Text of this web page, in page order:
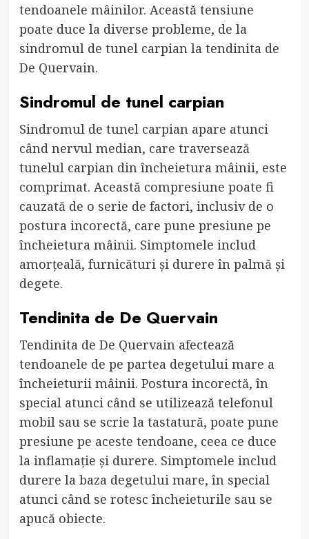
tendoanele mâinilor. Această tensiune
poate duce la diverse probleme, de la
sindromul de tunel carpian la tendinita de
De Quervain.
Sindromul de tunel carpian
Sindromul de tunel carpian apare atunci
când nervul median, care traversează
tunelul carpian din încheietura mâinii, este
comprimat. Această compresiune poate fi
cauzată de o serie de factori, inclusiv de o
postura incorectă, care pune presiune pe
încheietura mâinii. Simptomele includ
amorțeală, furnicături și durere în palmă și
degete.
Tendinita de De Quervain
Tendinita de De Quervain afectează
tendoanele de pe partea degetului mare a
încheieturii mâinii. Postura incorectă, în
special atunci când se utilizează telefonul
mobil sau se scrie la tastatură, poate pune
presiune pe aceste tendoane, ceea ce duce
la inflamație și durere. Simptomele includ
durere la baza degetului mare, în special
atunci când se rotesc încheieturile sau se
apucă obiecte.